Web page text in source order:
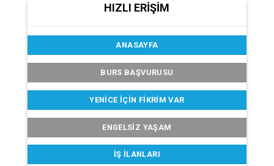
HIZLI ERİŞİM
ANASAYFA
BURS BAŞVURUSU
YENICE İÇIN FIKRIM VAR
ENGELSIZ YAŞAM
İŞ İLANLARI